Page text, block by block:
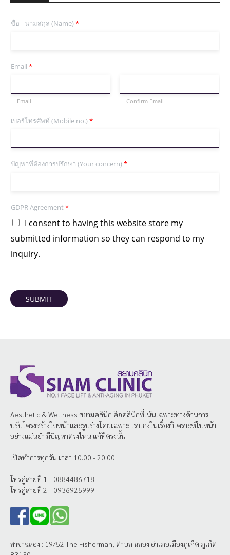
ชื่อ - นามสกุล (Name)*
Email *
Email Confirm Email
เบอร์โทรศัพท์ (Mobile no.)*
ปัญหาที่ต้องการปรึกษา (Your concern)*
GDPR Agreement *
I consent to having this website store my
submitted information so they can respond to my
inquiry.
SUBMIT
Aesthetic & Wellness สยามคลินิก คือคลินิกที่เน้นเฉพาะทางด้านการ
ปรับโครงสร้างใบหน้าและรูปร่างโดยเฉพาะ เราเก่งในเรื่องวิเคราะห์ใบหน้า
อย่างแม่นยำ มีปัญหาตรงไหน แก้ที่ตรงนั้น
เปิดทำการทุกวัน เวลา 10.00 - 20.00
โทรคู่สายที่ 1 +0884486718
โทรคู่สายที่ 2 +0936925999
สาขาฉลอง : 19/52 The Fisherman, ตำบล ฉลอง อำเภอเมืองภูเก็ต ภูเก็ต